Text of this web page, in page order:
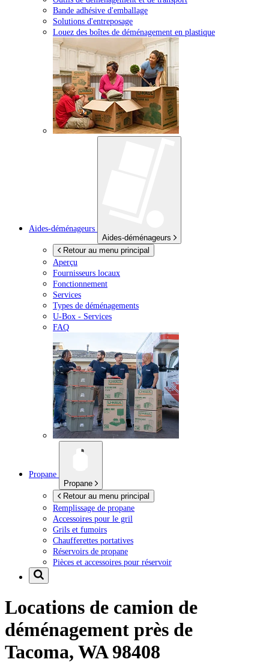
Bande adhésive d'emballage
Solutions d'entreposage
Louez des boîtes de déménagement en plastique
Aides-déménageurs
Aides-déménageurs
Retour au menu principal
Aperçu
Fournisseurs locaux
Fonctionnement
Services
Types de déménagements
U-Box - Services
FAQ
Propane
Propane
Retour au menu principal
Remplissage de propane
Accessoires pour le gril
Grils et fumoirs
Chaufferettes portatives
Réservoirs de propane
Pièces et accessoires pour réservoir
Locations de camion de
déménagement près de
Tacoma, WA 98408